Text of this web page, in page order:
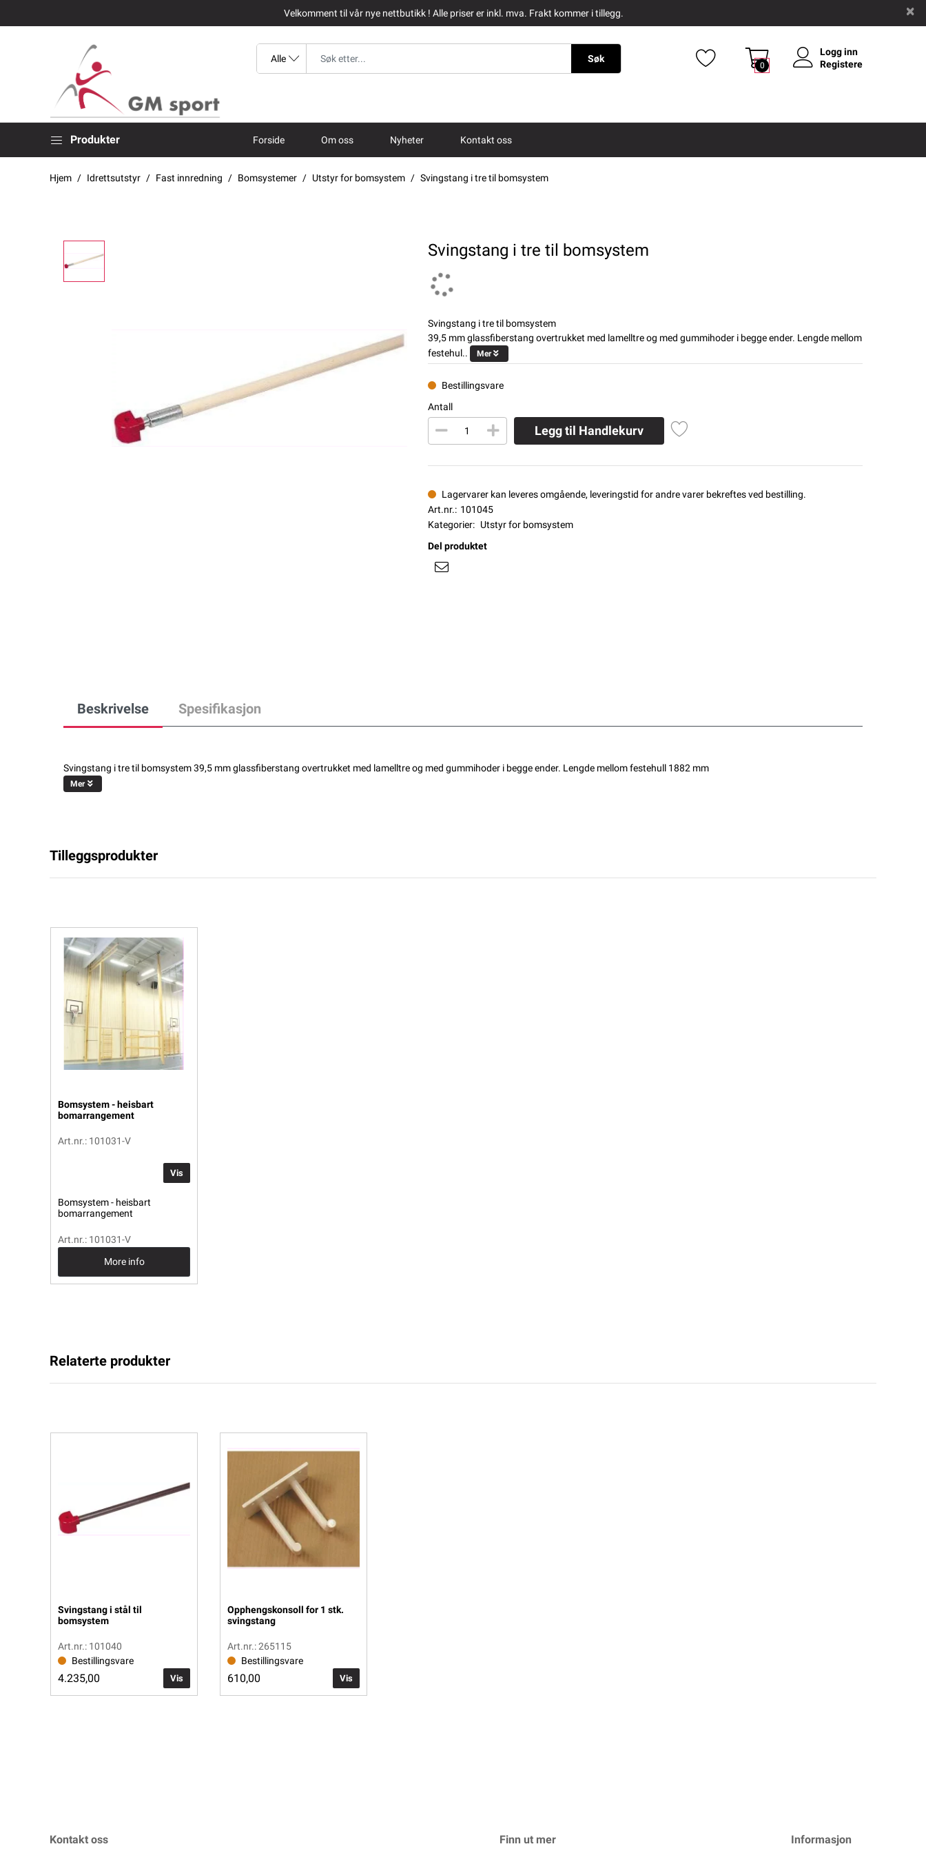
Velkomment til vår nye nettbutikk ! Alle priser er inkl. mva. Frakt kommer i tillegg.
Søk
0
Logg inn
Registere
Produkter Forside Om oss Nyheter Kontakt oss
Hjem Idrettsutstyr Fast innredning Bomsystemer Utstyr for bomsystem Svingstang i tre til bomsystem
Svingstang i tre til bomsystem
Svingstang i tre til bomsystem
39,5 mm glassfiberstang overtrukket med lamelltre og med gummihoder i begge ender. Lengde mellom
festehul..
Mer
Bestillingsvare
Antall
Legg til Handlekurv
Lagervarer kan leveres omgående, leveringstid for andre varer bekreftes ved bestilling.
Art.nr.: 101045
Kategorier: Utstyr for bomsystem
Del produktet
Beskrivelse Spesifikasjon
Svingstang i tre til bomsystem 39,5 mm glassfiberstang overtrukket med lamelltre og med gummihoder i begge ender. Lengde mellom festehull 1882 mm
Mer
Tilleggsprodukter
Bomsystem - heisbart
bomarrangement
Art.nr.: 101031-V
Vis
Bomsystem - heisbart
bomarrangement
Art.nr.: 101031-V
More info
Relaterte produkter
Svingstang i stål til
bomsystem
Art.nr.: 101040
Bestillingsvare
4.235,00 Vis
Opphengskonsoll for 1 stk.
svingstang
Art.nr.: 265115
Bestillingsvare
610,00 Vis
Kontakt oss Finn ut mer Informasjon